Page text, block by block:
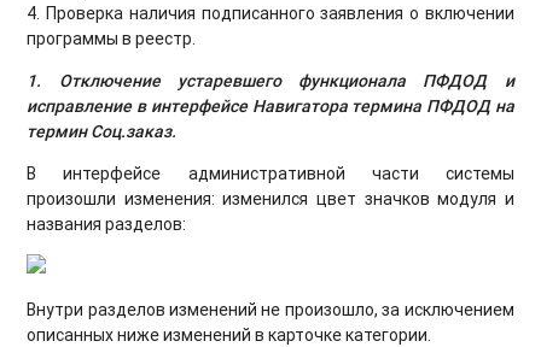
4. Проверка наличия подписанного заявления о включении
программы в реестр.
1. Отключение устаревшего функционала ПФДОД и
исправление в интерфейсе Навигатора термина ПФДОД на
термин Соц.заказ.
В интерфейсе административной части системы
произошли изменения: изменился цвет значков модуля и
названия разделов:
Внутри разделов изменений не произошло, за исключением
описанных ниже изменений в карточке категории.